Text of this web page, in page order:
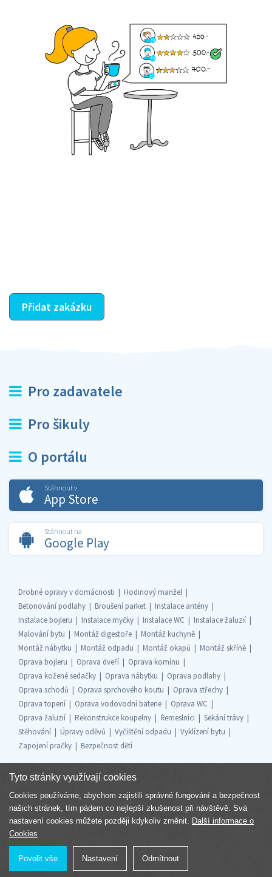
Přidat zakázku
Pro zadavatele
Pro šikuly
O portálu
Stáhnout v
App Store
Stáhnout na
Google Play
Drobné opravy v domácnosti
Hodinový manžel
Betonování podlahy
Broušení parket
Instalace antény
Instalace bojleru
Instalace myčky Instalace WC
Instalace žaluzií
Malování bytu
Montáž digestoře
Montáž kuchyně
Montáž nábytku
Montáž odpadu Montáž okapů
Montáž skříně
Oprava bojleru
Oprava dveří
Oprava komínu
Oprava kožené sedačky
Oprava nábytku
Oprava podlahy
Oprava schodů
Oprava sprchového koutu
Oprava střechy
Oprava topení
Oprava vodovodní baterie
Oprava WC
Oprava žaluzií
Rekonstrukce koupelny Řemeslníci
Sekání trávy
Stěhování
Úpravy oděvů Vyčištění odpadu
Vyklízení bytu
Zapojení pračky
Bezpečnost dětí
Součást skupiny
Tyto stránky využívají cookies
Cookies používáme, abychom zajistili správné fungování a bezpečnost
našich stránek, tím pádem co nejlepší zkušenost při návštěvě. Svá
nastavení cookies můžete později kdykoliv změnit. Další informace o
Cookies
Povolit vše Nastavení Odmítnout